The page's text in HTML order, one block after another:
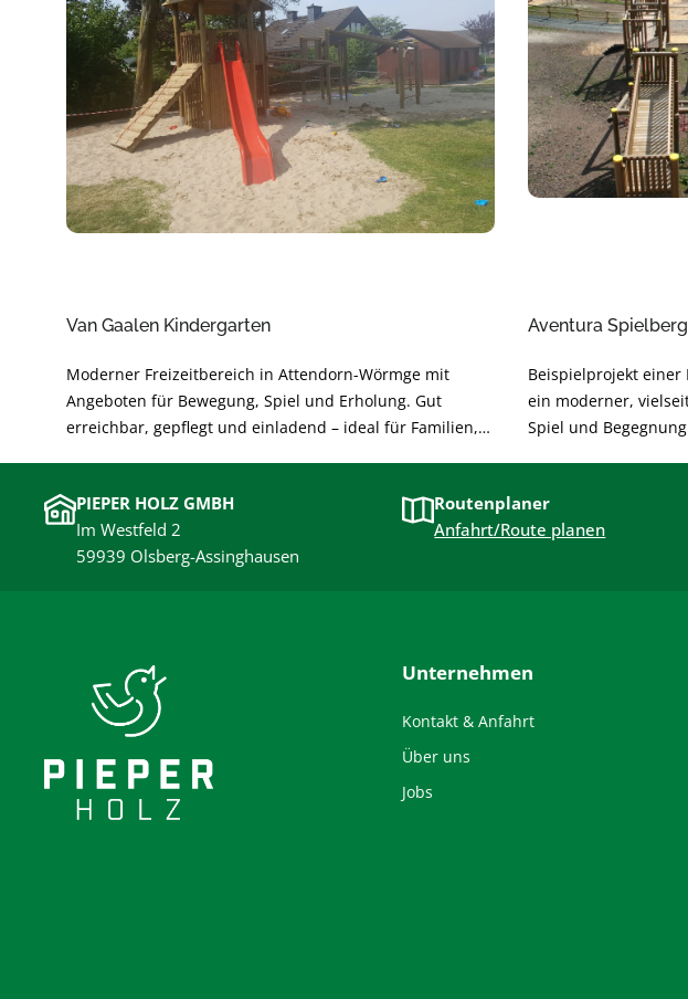
Van Gaalen Kindergarten
Moderner Freizeitbereich in Attendorn-Wörmge mit
Angeboten für Bewegung, Spiel und Erholung. Gut
erreichbar, gepflegt und einladend – ideal für Familien,
Aventura Spielberg
Beispielprojekt
ein moderner,
Spiel und
geplant und modular
Freude und hohe
PIEPER HOLZ GMBH
Im Westfeld 2
59939 Olsberg-Assinghausen
Routenplaner
Anfahrt/Route planen
Unternehmen
Kontakt & Anfahrt
Über uns
Jobs